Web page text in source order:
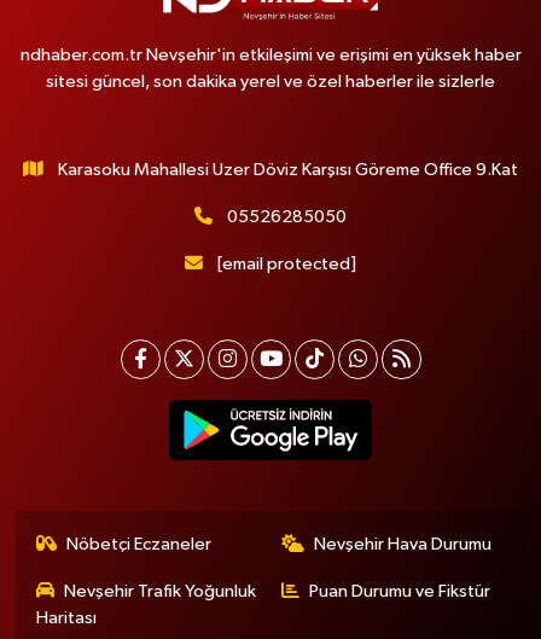
ndhaber.com.tr Nevşehir'in etkileşimi ve erişimi en yüksek haber
sitesi güncel, son dakika yerel ve özel haberler ile sizlerle
Karasoku Mahallesi Uzer Döviz Karşısı Göreme Office 9.Kat
05526285050
[email protected]
Nöbetçi Eczaneler Nevşehir Hava Durumu
Nevşehir Trafik Yoğunluk
Haritası
Puan Durumu ve Fikstür